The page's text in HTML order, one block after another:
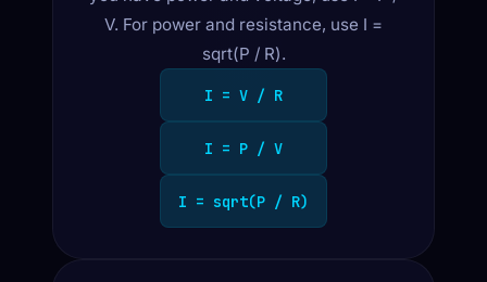
V. For power and resistance, use I =
sqrt(P / R).
I = V / R
I = P / V
I = sqrt(P / R)